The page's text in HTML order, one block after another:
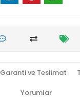
Garanti ve Teslimat
Yorumlar